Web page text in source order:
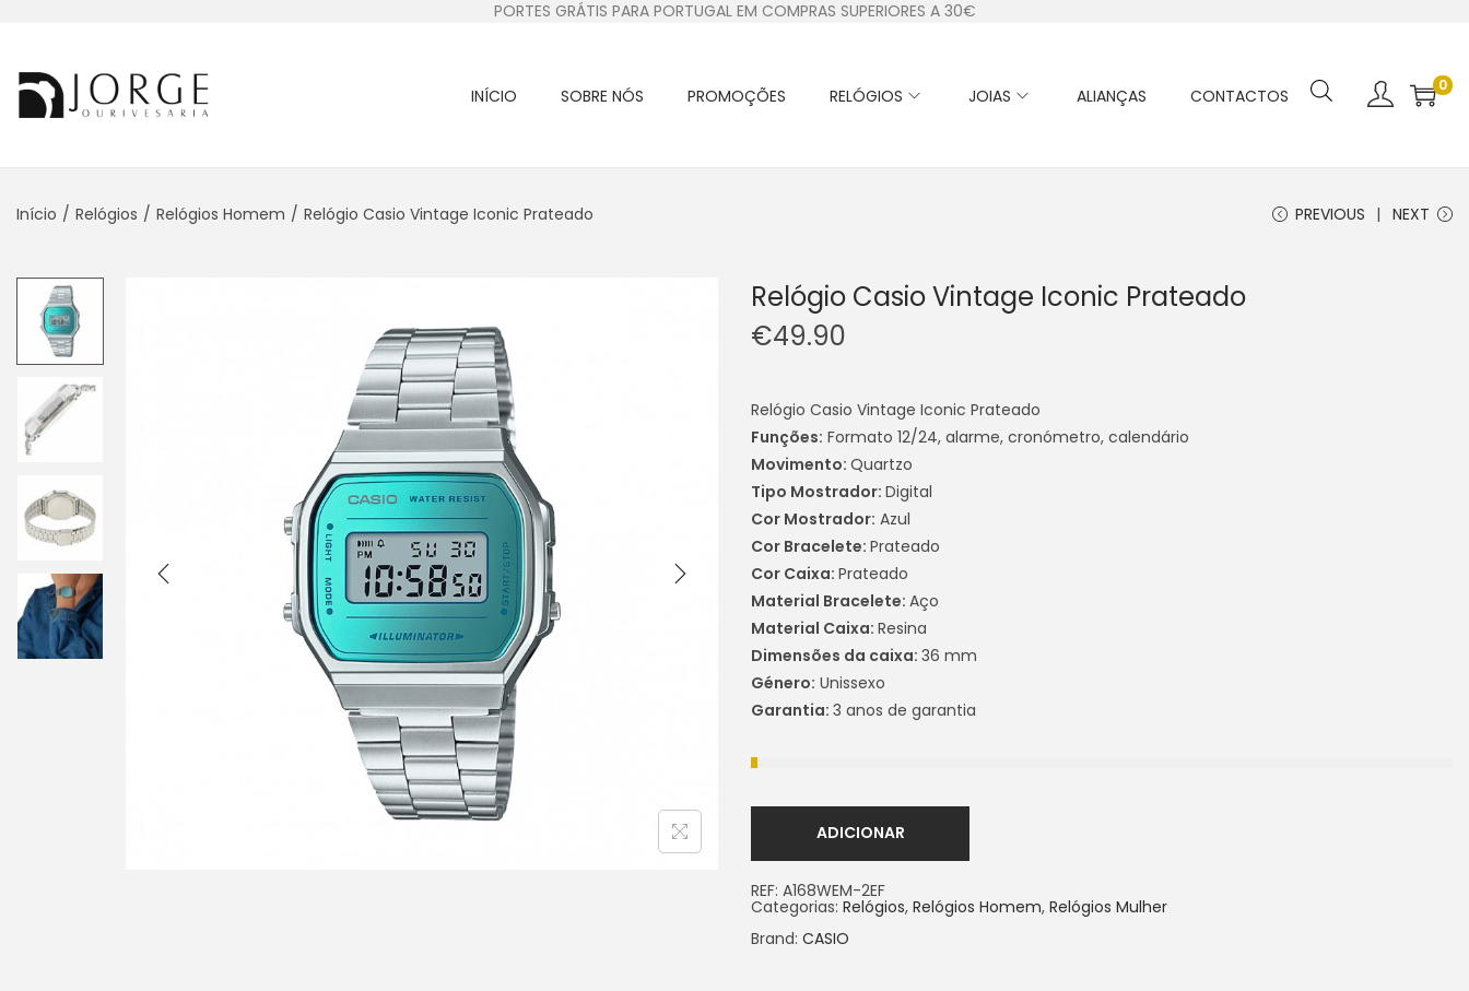
PORTES GRÁTIS PARA PORTUGAL EM COMPRAS SUPERIORES A 30€
INÍCIO SOBRE NÓS PROMOÇÕES RELÓGIOS JOIAS ALIANÇAS CONTACTOS 0
Início / Relógios / Relógios Homem / Relógio Casio Vintage Iconic Prateado PREVIOUS NEXT
Relógio Casio Vintage Iconic Prateado
€49.90
Relógio Casio Vintage Iconic Prateado
Funções: Formato 12/24, alarme, cronómetro, calendário
Movimento: Quartzo
Tipo Mostrador: Digital
Cor Mostrador: Azul
Cor Bracelete: Prateado
Cor Caixa: Prateado
Material Bracelete: Aço
Material Caixa: Resina
Dimensões da caixa: 36 mm
Género: Unissexo
Garantia: 3 anos de garantia
ADICIONAR
REF: A168WEM-2EF
Categorias: Relógios, Relógios Homem, Relógios Mulher
Brand: CASIO